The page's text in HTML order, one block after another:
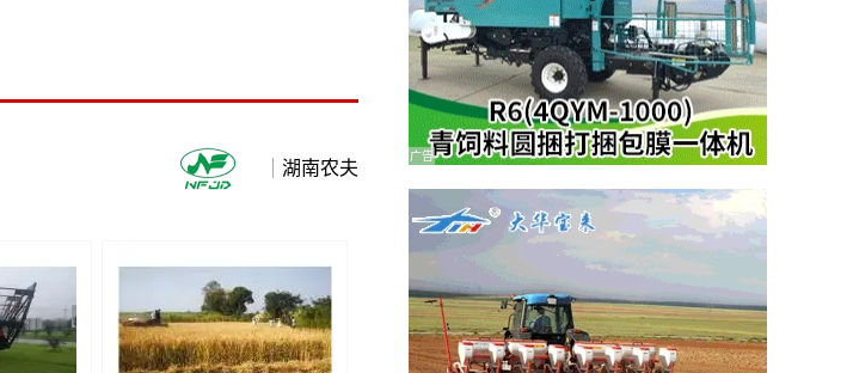
湖南农夫
广告